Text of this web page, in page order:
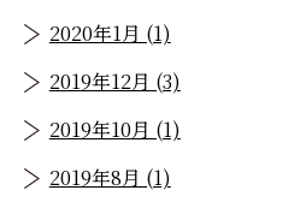
2020年1月 (1)
2019年12月 (3)
2019年10月 (1)
2019年8月 (1)